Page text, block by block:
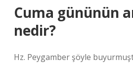
Cuma gününün
nedir?
Hz. Peygamber şöyle